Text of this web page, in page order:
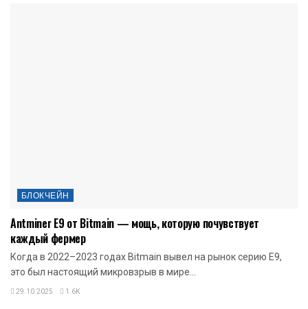
БЛОКЧЕЙН
Antminer E9 от Bitmain — мощь, которую почувствует
каждый фермер
Когда в 2022–2023 годах Bitmain вывел на рынок серию E9,
это был настоящий микровзрыв в мире...
29.10.2025 1.6K